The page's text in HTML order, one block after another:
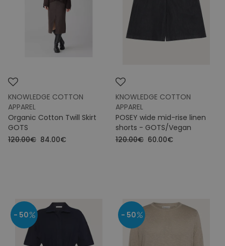
KNOWLEDGE COTTON
APPAREL
Organic Cotton Twill Skirt
GOTS
120.00€ 84.00€
KNOWLEDGE COTTON
APPAREL
POSEY wide mid-rise linen
shorts - GOTS/Vegan
120.00€ 60.00€
- 50 - 50